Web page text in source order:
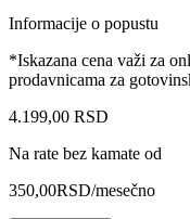
Informacije o popustu
*Iskazana cena važi za
prodavnicama za
4.199,00 RSD
Na rate bez kamate od
350,00RSD/mesečno